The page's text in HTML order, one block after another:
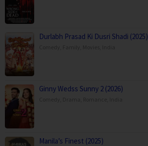
Durlabh Prasad Ki Dusri Shadi (2025)
Ginny Wedss Sunny 2 (2026)
Manila’s Finest (2025)